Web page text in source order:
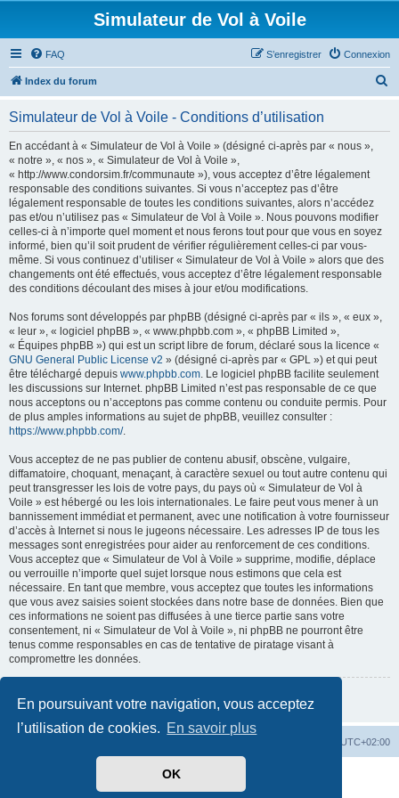
En poursuivant votre navigation, vous acceptez
l’utilisation de cookies. En savoir plus
OK
Simulateur de Vol à Voile
FAQ Connexion
S’enregistrer
Index du forum
Simulateur de Vol à Voile - Conditions d’utilisation
En accédant à « Simulateur de Vol à Voile » (désigné ci-après par « nous »,
« notre », « nos », « Simulateur de Vol à Voile »,
« http://www.condorsim.fr/communaute »), vous acceptez d’être légalement
responsable des conditions suivantes. Si vous n’acceptez pas d’être
légalement responsable de toutes les conditions suivantes, alors n’accédez
pas et/ou n’utilisez pas « Simulateur de Vol à Voile ». Nous pouvons modifier
celles-ci à n’importe quel moment et nous ferons tout pour que vous en soyez
informé, bien qu’il soit prudent de vérifier régulièrement celles-ci par vous-
même. Si vous continuez d’utiliser « Simulateur de Vol à Voile » alors que des
changements ont été effectués, vous acceptez d’être légalement responsable
des conditions découlant des mises à jour et/ou modifications.
Nos forums sont développés par phpBB (désigné ci-après par « ils », « eux »,
« leur », « logiciel phpBB », « www.phpbb.com », « phpBB Limited »,
« Équipes phpBB ») qui est un script libre de forum, déclaré sous la licence «
GNU General Public License v2 » (désigné ci-après par « GPL ») et qui peut
être téléchargé depuis www.phpbb.com. Le logiciel phpBB facilite seulement
les discussions sur Internet. phpBB Limited n’est pas responsable de ce que
nous acceptons ou n’acceptons pas comme contenu ou conduite permis. Pour
de plus amples informations au sujet de phpBB, veuillez consulter :
https://www.phpbb.com/.
Vous acceptez de ne pas publier de contenu abusif, obscène, vulgaire,
diffamatoire, choquant, menaçant, à caractère sexuel ou tout autre contenu qui
peut transgresser les lois de votre pays, du pays où « Simulateur de Vol à
Voile » est hébergé ou les lois internationales. Le faire peut vous mener à un
bannissement immédiat et permanent, avec une notification à votre fournisseur
d’accès à Internet si nous le jugeons nécessaire. Les adresses IP de tous les
messages sont enregistrées pour aider au renforcement de ces conditions.
Vous acceptez que « Simulateur de Vol à Voile » supprime, modifie, déplace
ou verrouille n’importe quel sujet lorsque nous estimons que cela est
nécessaire. En tant que membre, vous acceptez que toutes les informations
que vous avez saisies soient stockées dans notre base de données. Bien que
ces informations ne soient pas diffusées à une tierce partie sans votre
consentement, ni « Simulateur de Vol à Voile », ni phpBB ne pourront être
tenus comme responsables en cas de tentative de piratage visant à
compromettre les données.
Retour à la page précédente
UTC+02:00
phpBB ® Forum Software © phpBB Limited
phpBB-fr.com